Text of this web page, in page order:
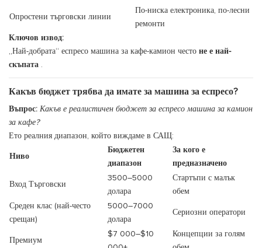
Опростени търговски линии
По-ниска електроника, по-лесни
ремонти
Ключов извод:
„Най-добрата“ еспресо машина за кафе-камион често не е най-
скъпата .
Какъв бюджет трябва да имате за машина за еспресо?
Въпрос: Какъв е реалистичен бюджет за еспресо машина за камион
за кафе?
Ето реалния диапазон, който виждаме в САЩ:
Ниво
Бюджетен
диапазон
За кого е
предназначено
Вход Търговски
3500–5000
долара
Стартъпи с малък
обем
Среден клас (най-често
срещан)
5000–7000
долара
Сериозни оператори
Премиум
$7 000–$10
Концепции за голям